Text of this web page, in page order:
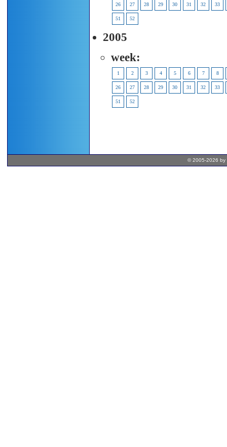
26 27 28 29 30 31 32 33
51 52
2005
week:
1 2 3 4 5 6 7 8
26 27 28 29 30 31 32 33
51 52
© 2005-2026 by